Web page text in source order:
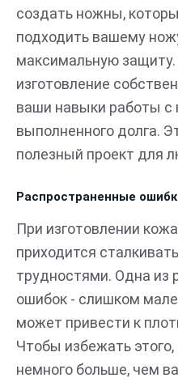
создать ножны,
подходить вашему
максимальную защиту.
изготовление
ваши навыки работы с
выполненного долга.
полезный проект для
Распространенные
При изготовлении
приходится
трудностями. Одна из
ошибок - слишком
может привести к
Чтобы избежать
немного больше, чем